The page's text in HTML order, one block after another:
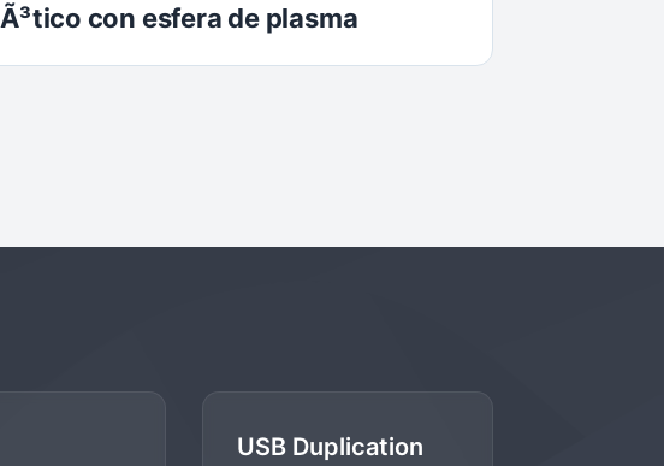
con esfera de plasma
USB Duplication